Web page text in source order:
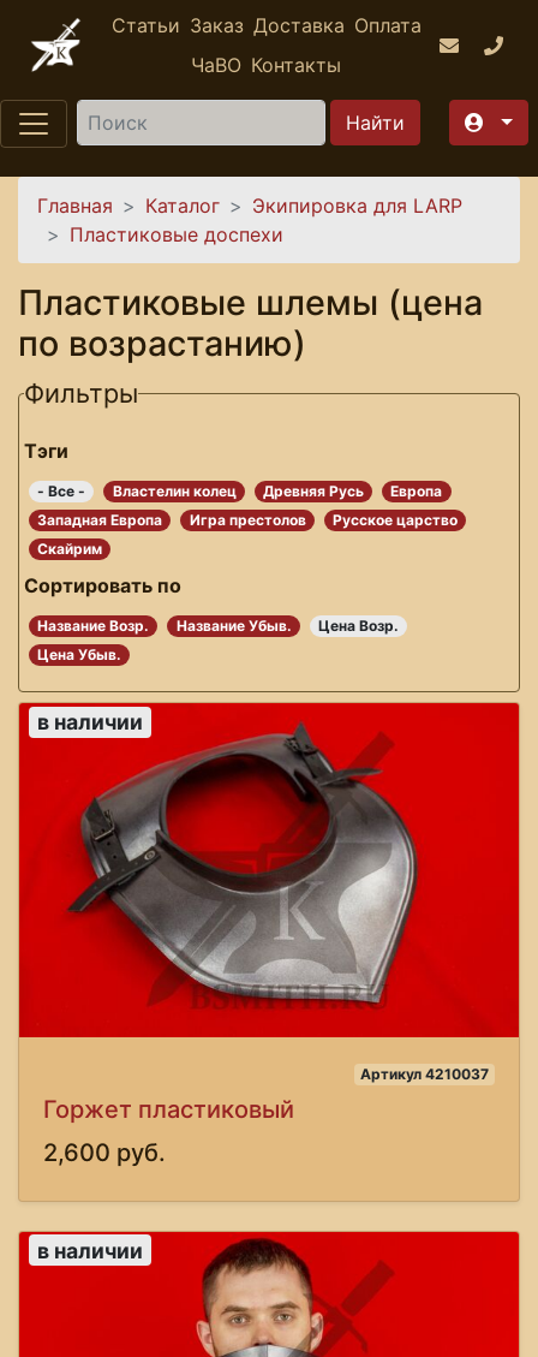
Перейти к основному содержанию
Статьи Заказ Доставка Оплата
ЧаВО Контакты
Найти
Вы здесь
Главная Каталог
Экипировка для LARP
Пластиковые доспехи
Пластиковые шлемы (цена
по возрастанию)
Фильтры
Тэги
- Все - Властелин колец Древняя Русь
Европа
Западная Европа
Игра престолов
Русское царство
Скайрим
Сортировать по
Название Возр. Название Убыв.
Цена Возр.
Цена Убыв.
в наличии
Артикул 4210037
Горжет пластиковый
2,600 руб.
в наличии